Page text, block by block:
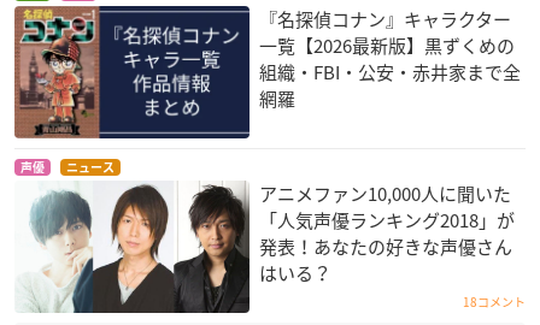
『名探偵コナン』キャラクター
一覧【2026最新版】黒ずくめの
組織・FBI・公安・赤井家まで全
網羅
声優 ニュース
アニメファン10,000人に聞いた
「人気声優ランキング2018」が
発表！あなたの好きな声優さん
はいる？
18コメント